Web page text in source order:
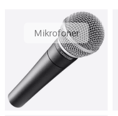
Mikrofoner